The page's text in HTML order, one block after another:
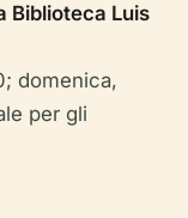
Biblioteca Luis
domenica,
per gli